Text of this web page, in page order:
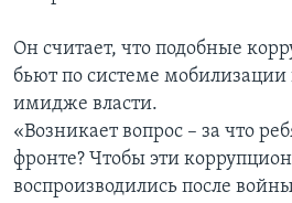
Он считает, что подобные
бьют по системе
имидже власти.
«Возникает вопрос – за что
фронте? Чтобы эти
воспроизводились после